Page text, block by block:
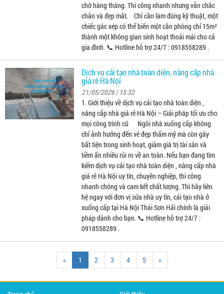
chờ hàng tháng. Thi công nhanh nhưng vẫn chắc
chắn và đẹp mắt. Chỉ cần làm đúng kỹ thuật, một
chiếc gác xép có thể biến một căn phòng chỉ 15m²
thành một không gian sinh hoạt thoải mái cho cả
gia đình. 📞 Hotline hỗ trợ 24/7 : 0918558289 .
Dịch vụ cải tạo nhà toàn diện, nâng cấp nhà
giá rẻ Hà Nội
21/05/2026 | 15:32
1. Giới thiệu về dịch vụ cải tạo nhà toàn diện ,
nâng cấp nhà giá rẻ Hà Nội – Giải pháp tối ưu cho
mọi công trình cũ Ngôi nhà xuống cấp không
chỉ ảnh hưởng đến vẻ đẹp thẩm mỹ mà còn gây
bất tiện trong sinh hoạt, giảm giá trị tài sản và
tiềm ẩn nhiều rủi ro về an toàn. Nếu bạn đang tìm
kiếm dịch vụ cải tạo nhà toàn diện , nâng cấp nhà
giá rẻ Hà Nội uy tín, chuyên nghiệp, thi công
nhanh chóng và cam kết chất lượng. Thì hãy liên
hệ ngay với đơn vị sửa nhà uy tín, cải tạo nhà ở
xuống cấp tại Hà Nội Thái Sơn Hải chính là giải
pháp dành cho bạn. 📞 Hotline hỗ trợ 24/7 :
0918558289 .
« 1 2 3 4 5 »